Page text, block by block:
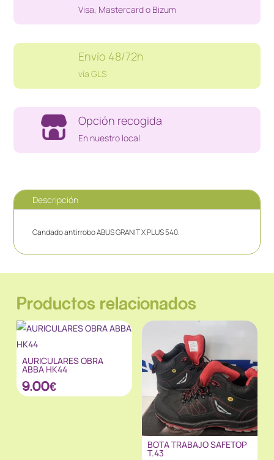
cantidad
Visa, Mastercard o Bizum
Envío 48/72h
vía GLS
Opción recogida
En nuestro local
Descripción
Candado antirrobo ABUS GRANIT X PLUS 540.
Productos relacionados
AURICULARES OBRA
ABBA HK44
9.00€
BOTA TRABAJO SAFETOP
T.43